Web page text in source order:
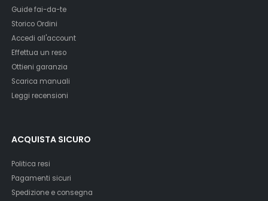
Guide fai-da-te
Storico Ordini
Accedi all'account
Effettua un reso
Ottieni garanzia
Scarica manuali
Leggi recensioni
ACQUISTA SICURO
Politica resi
Pagamenti sicuri
Spedizione e consegna